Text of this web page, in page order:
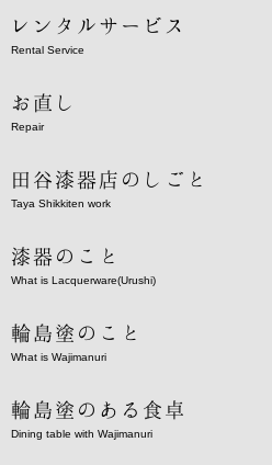
レンタルサービス
Rental Service
お直し
Repair
田谷漆器店のしごと
Taya Shikkiten work
漆器のこと
What is Lacquerware(Urushi)
輪島塗のこと
What is Wajimanuri
輪島塗のある食卓
Dining table with Wajimanuri